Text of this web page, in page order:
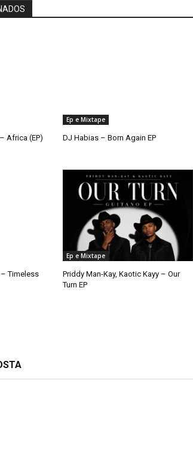
Africa (EP)
Ep e Mixtape
DJ Habias – Born Again EP
Timeless
Ep e Mixtape
Priddy Man-Kay, Kaotic Kayy – Our
Turn EP